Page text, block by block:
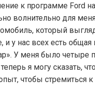
к программе Ford
волнительно для
который
и у нас всех есть
У меня было четыре
я могу сказать,
чтобы стремиться